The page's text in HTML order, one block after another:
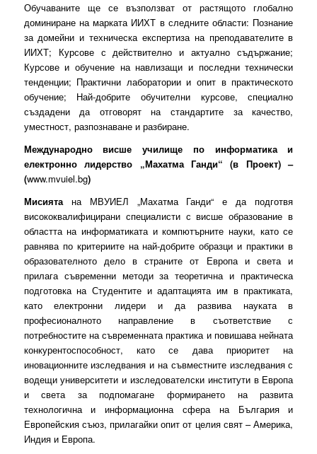
Обучаваните ще се възползват от растящото глобално
доминиране на марката ИИХТ в следните области: Познание
за домейни и техническа експертиза на преподавателите в
ИИХТ; Курсове с действително и актуално съдържание;
Курсове и обучение на навлизащи и последни технически
тенденции; Практични лаборатории и опит в практическото
обучение; Най-добрите обучителни курсове, специално
създадени да отговорят на стандартите за качество,
уместност, разпознаване и разбиране.
Международно висше училище по информатика и
електронно лидерство „Махатма Ганди“ (в Проект)–
(www.mvuiel.bg)
Мисията на МВУИЕЛ „Махатма Ганди“ е да подготвя
висококвалифицирани специалисти с висше образование в
областта на информатиката и компютърните науки, като се
равнява по критериите на най-добрите образци и практики в
образователното дело в страните от Европа и света и
прилага съвременни методи за теоретична и практическа
подготовка на Студентите и адаптацията им в практиката,
като електронни лидери и да развива науката в
професионалното направление в съответствие с
потребностите на съвременната практика и повишава нейната
конкурентоспособност, като се дава приоритет на
иновационните изследвания и на съвместните изследвания с
водещи университети и изследователски институти в Европа
и света за подпомагане формирането на развита
технологична и информационна сфера на България и
Европейския съюз, прилагайки опит от целия свят – Америка,
Индия и Европа.